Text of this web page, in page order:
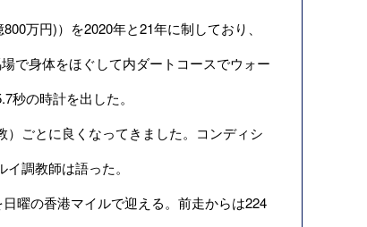
万円)）を2020年と21年に制しており、
で身体をほぐして内ダートコースでウォー
の時計を出した。
ごとに良くなってきました。コンディシ
調教師は語った。
曜の香港マイルで迎える。前走からは224